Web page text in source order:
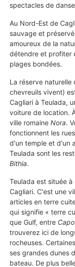
spectacles de
Au Nord-Est de
sauvage et
amoureux de la
détendre et profiter
plages bondées.
La réserve naturelle
chevreuils vivent)
Cagliari à Teulada,
voiture de location.
ville romaine Nora.
fonctionnent les
d'un temple et d'un
Teulada sont les
Bithia.
Teulada est située
Cagliari. C'est une
articles en terre
qui signifie « terre
que Gulf, entre
trouverez ici de
rocheuses.
ses grandes dunes
bateau. De plus